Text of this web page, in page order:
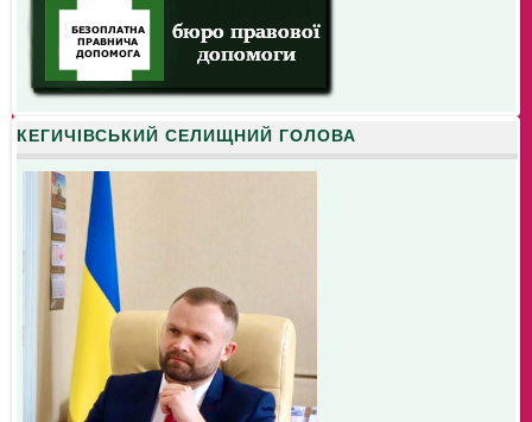
КЕГИЧІВСЬКИЙ СЕЛИЩНИЙ ГОЛОВА